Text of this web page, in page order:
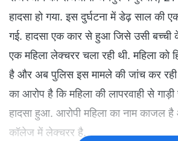
हादसा हो गया. इस दुर्घटना में डेढ़ साल की
गई. हादसा एक कार से हुआ जिसे उसी बच्ची
एक महिला लेक्चरर चला रही थी. महिला को
है और अब पुलिस इस मामले की जांच कर रही
का आरोप है कि महिला की लापरवाही से
हादसा हुआ. आरोपी महिला का नाम काजल
कॉलेज में लेक्चरर है.